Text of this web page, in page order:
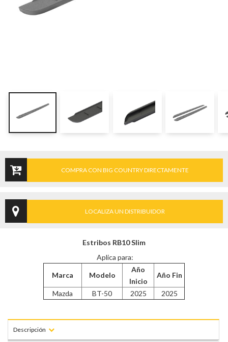
COMPRA CON BIG COUNTRY DIRECTAMENTE
LOCALIZA UN DISTRIBUIDOR
Estribos RB10 Slim
Aplica para:
Marca Modelo
Año
Inicio
Año Fin
Mazda BT-50 2025 2025
Descripción